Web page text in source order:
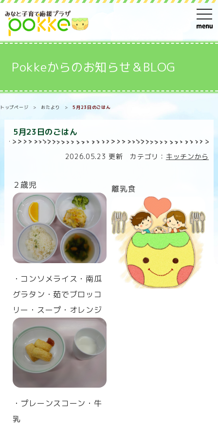
t
o
g
n
n
Pokkeからのお知らせ＆BLOG
トップページ > おたより >5月23日のごはん
5月23日のごはん
2026.05.23 更新 カテゴリ： キッチンから
２歳児
・コンソメライス・南瓜
グラタン・茹でブロッコ
リー・スープ・オレンジ
・プレーンスコーン・牛
乳
離乳食